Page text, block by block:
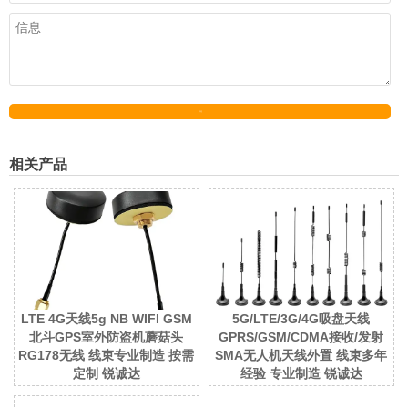
相关产品
LTE 4G天线5g NB WIFI GSM
北斗GPS室外防盗机蘑菇头
RG178无线 线束专业制造 按需
定制 锐诚达
5G/LTE/3G/4G吸盘天线
GPRS/GSM/CDMA接收/发射
SMA无人机天线外置 线束多年
经验 专业制造 锐诚达